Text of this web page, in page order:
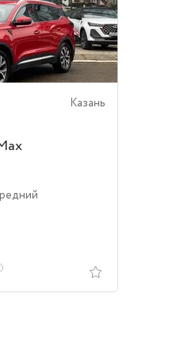
Казань